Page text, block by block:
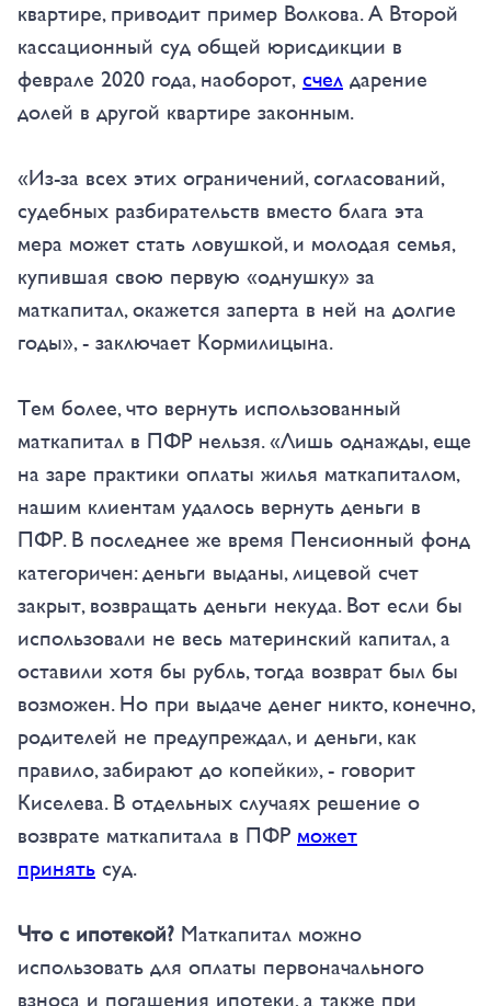
квартире, приводит пример Волкова. А Второй
кассационный суд общей юрисдикции в
феврале 2020 года, наоборот, счел дарение
долей в другой квартире законным.
«Из-за всех этих ограничений, согласований,
судебных разбирательств вместо блага эта
мера может стать ловушкой, и молодая семья,
купившая свою первую «однушку» за
маткапитал, окажется заперта в ней на долгие
годы», - заключает Кормилицына.
Тем более, что вернуть использованный
маткапитал в ПФР нельзя. «Лишь однажды, еще
на заре практики оплаты жилья маткапиталом,
нашим клиентам удалось вернуть деньги в
ПФР. В последнее же время Пенсионный фонд
категоричен: деньги выданы, лицевой счет
закрыт, возвращать деньги некуда. Вот если бы
использовали не весь материнский капитал, а
оставили хотя бы рубль, тогда возврат был бы
возможен. Но при выдаче денег никто, конечно,
родителей не предупреждал, и деньги, как
правило, забирают до копейки», - говорит
Киселева. В отдельных случаях решение о
возврате маткапитала в ПФР может
принять суд.
Что с ипотекой? Маткапитал можно
использовать для оплаты первоначального
взноса и погашения ипотеки, а также при